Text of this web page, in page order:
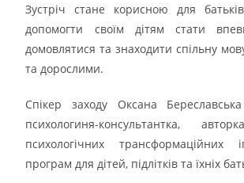
Зустріч стане корисною для
допомогти своїм дітям стати
домовлятися та знаходити спільну
та дорослими.
Спікер заходу Оксана
психологиня-консультантка,
психологічних трансформаційних
програм для дітей, підлітків та їхніх